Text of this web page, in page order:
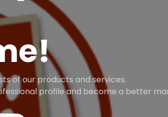
of our products and services.
profile and become a better